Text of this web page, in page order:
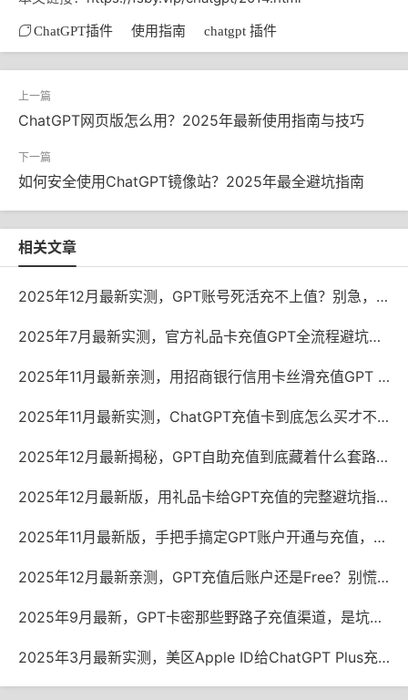
ChatGPT插件 使用指南 chatgpt 插件
ChatGPT网页版怎么用？2025年最新使用指南与技巧
如何安全使用ChatGPT镜像站？2025年最全避坑指南
相关文章
2025年12月最新实测，GPT账号死活充不上值？别急，这可能不是你的卡的问题
2025年7月最新实测，官方礼品卡充值GPT全流程避坑指南
2025年11月最新亲测，用招商银行信用卡丝滑充值GPT Plus会员的避坑指南
2025年11月最新实测，ChatGPT充值卡到底怎么买才不踩坑？
2025年12月最新揭秘，GPT自助充值到底藏着什么套路？
2025年12月最新版，用礼品卡给GPT充值的完整避坑指南
2025年11月最新版，手把手搞定GPT账户开通与充值，少走弯路
2025年12月最新亲测，GPT充值后账户还是Free？别慌，问题出在这儿
2025年9月最新，GPT卡密那些野路子充值渠道，是坑还是宝？
2025年3月最新实测，美区Apple ID给ChatGPT Plus充值，这几种方法还能用